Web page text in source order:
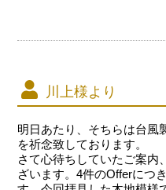
川上様より
明日あたり、そちらは台風
を祈念致しております。
さて心待ちしていたご案内
ざいます。4件のOfferにつ